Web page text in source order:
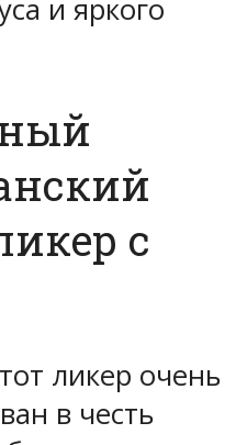
и яркого
с
ликер очень
в честь